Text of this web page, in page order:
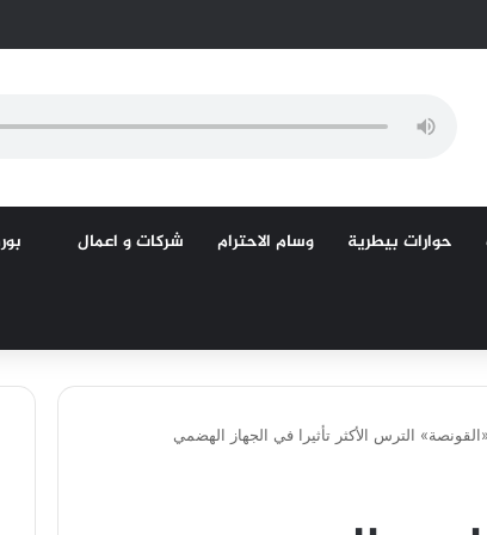
حوارات بيطرية وسام الاحترام شركات و اعمال
الترس الأكثر تأثيرا في الجهاز الهضمي